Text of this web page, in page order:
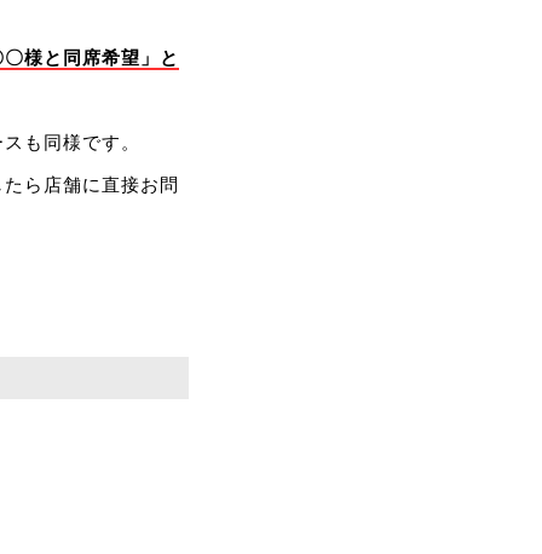
様と同席希望」と
も同様です。
ら店舗に直接お問